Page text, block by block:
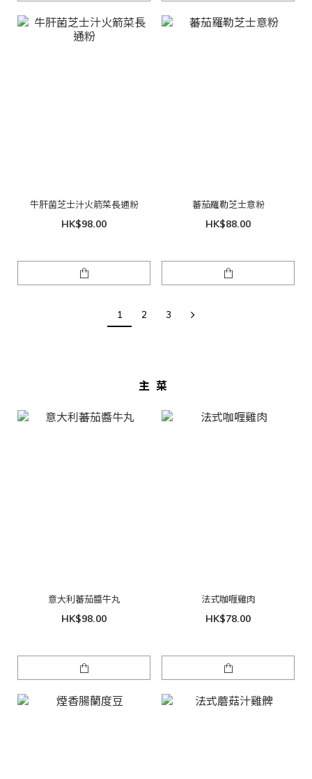
牛肝菌芝士汁火箭菜長通粉
HK$98.00
蕃茄羅勒芝士意粉
HK$88.00
1 2 3
主菜
意大利蕃茄醬牛丸
HK$98.00
法式咖喱雞肉
HK$78.00